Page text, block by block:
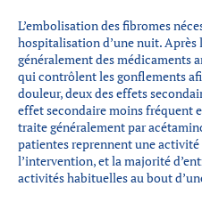
L’embolisation des fibromes
hospitalisation d’une nuit.
généralement des médicaments
qui contrôlent les gonflements
douleur, deux des effets
effet secondaire moins fréquent
traite généralement par
patientes reprennent une
l’intervention, et la majorité
activités habituelles au bout